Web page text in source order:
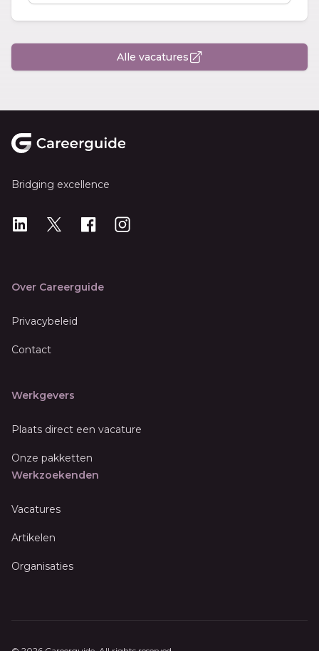
Alle vacatures
Bridging excellence
LinkedIn
X Instagram
Over Careerguide
Privacybeleid
Contact
Werkgevers
Plaats direct een vacature
Onze pakketten
Werkzoekenden
Vacatures
Artikelen
Organisaties